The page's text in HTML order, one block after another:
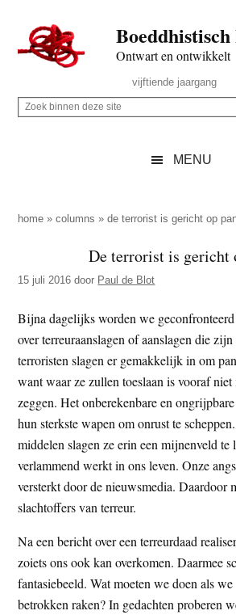
naar
de
inhoud
secondary
naar
de
sidebar
naar
de
Ontwart en ontwikkelt
Rechts
vijftiende jaargang
Z
p
z
e
s
i
t
e
Z
i
e
d
e
z
e
s
i
t
e
MENU
home »columns »de terrorist is gericht op
De terrorist is gericht
15 juli 2016 door Paul de Blot
Bijna dagelijks worden we
over terreuraanslagen of aanslagen die
terroristen slagen er gemakkelijk in om
want waar ze zullen toeslaan is vooraf niet
zeggen. Het onberekenbare en
hun sterkste wapen om onrust te
middelen slagen ze erin een mijnenveld te
verlammend werkt in ons leven. Onze
versterkt door de nieuwsmedia. Daardoor
slachtoffers van terreur.
Na een bericht over een terreurdaad
zoiets ons ook kan overkomen. Daarmee
fantasiebeeld. Wat moeten we doen als
betrokken raken? In gedachten proberen